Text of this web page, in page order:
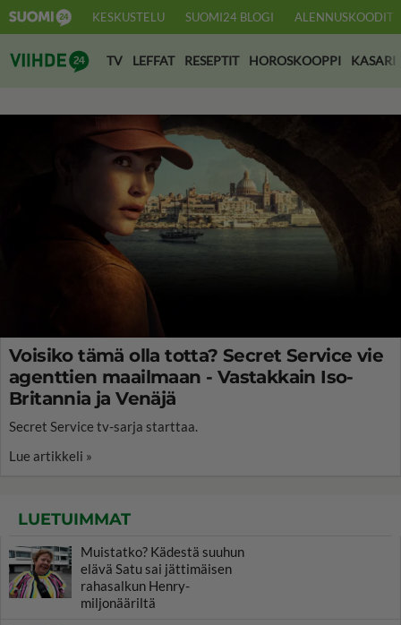
KESKUSTELU SUOMI24 BLOGI ALENNUSKOODIT
Suomi24 Viihde
TV LEFFAT RESEPTIT HOROSKOOPPI KASARI
Voisiko tämä olla totta? Secret Service vie
agenttien maailmaan - Vastakkain Iso-
Britannia ja Venäjä
Secret Service tv-sarja starttaa.
Lue artikkeli »
LUETUIMMAT
Muistatko? Kädestä suuhun
elävä Satu sai jättimäisen
rahasalkun Henry-
miljonääriltä